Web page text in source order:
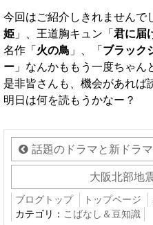
今回はご紹介しきれませんで
姫 」、王道胸キュン「 君に届
名作「 火の鳥 」、「 ブラック
ー 」なんかももう一度ちゃん
是非皆さんも、機会があれば
明日は何を読もうかなー？
話題のドラマと新ドラマ
大阪北部地
ブログトップ トップページ
カテゴリ： こばなし＆豆知識